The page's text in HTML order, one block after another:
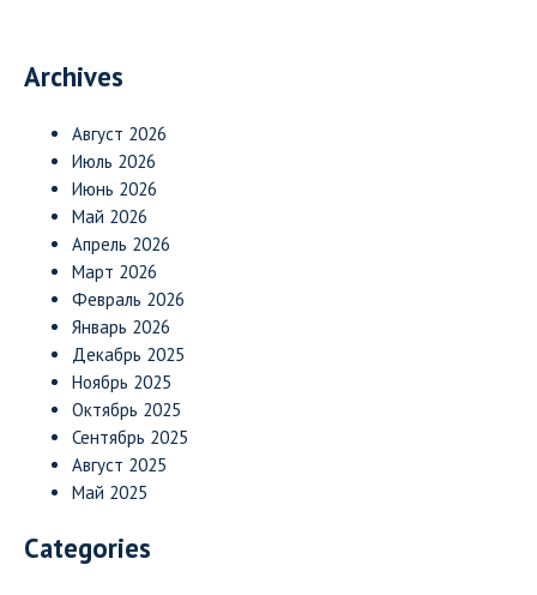
Archives
Август 2026
Июль 2026
Июнь 2026
Май 2026
Апрель 2026
Март 2026
Февраль 2026
Январь 2026
Декабрь 2025
Ноябрь 2025
Октябрь 2025
Сентябрь 2025
Август 2025
Май 2025
Categories